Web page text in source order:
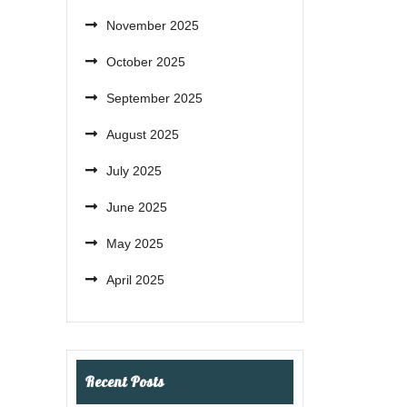
November 2025
October 2025
September 2025
August 2025
July 2025
June 2025
May 2025
April 2025
Recent Posts